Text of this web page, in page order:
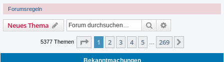
Forumsregeln
Neues Thema Suche
5377 Themen Seite 1von 269
1 2 3 4 5 269
Bekanntmachungen